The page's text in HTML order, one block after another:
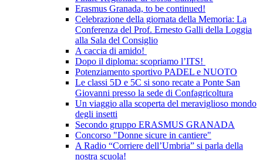
Erasmus Granada, to be continued!
Celebrazione della giornata della Memoria: La
Conferenza del Prof. Ernesto Galli della Loggia
alla Sala del Consiglio
A caccia di amido!
Dopo il diploma: scopriamo l’ITS!
Potenziamento sportivo PADEL e NUOTO
Le classi 5D e 5C si sono recate a Ponte San
Giovanni presso la sede di Confagricoltura
Un viaggio alla scoperta del meraviglioso mondo
degli insetti
Secondo gruppo ERASMUS GRANADA
Concorso "Donne sicure in cantiere"
A Radio “Corriere dell’Umbria” si parla della
nostra scuola!